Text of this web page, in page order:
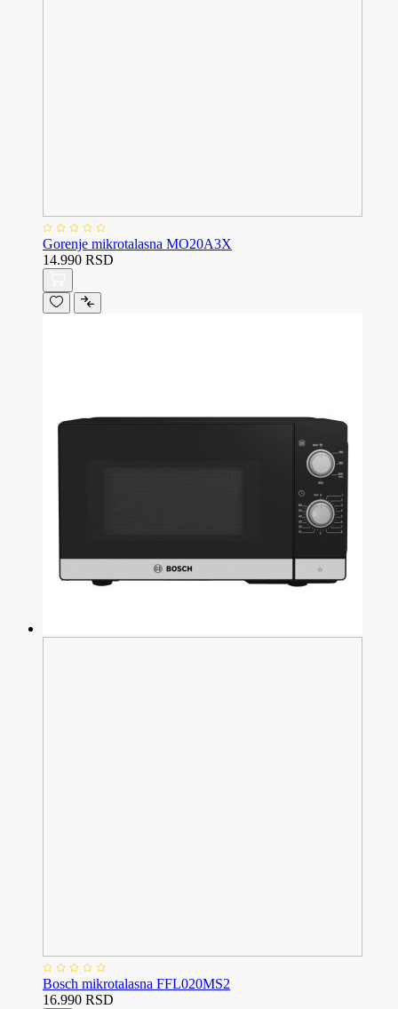
Gorenje mikrotalasna MO20A3X
14.990 RSD
Bosch mikrotalasna FFL020MS2
16.990 RSD